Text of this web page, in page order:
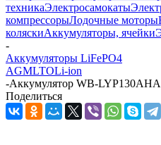
техникаЭлектросамокаты
компрессорыЛодочные моторы
коляскиАккумуляторы, ячейки
-
Аккумуляторы LiFePO4
AGMLTOLi-ion
-Аккумулятор WB-
Поделиться